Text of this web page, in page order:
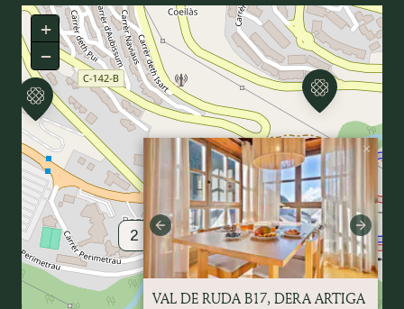
2
18
Previous Next
VAL DE RUDA B17, DERA ARTIGA
×
+
−